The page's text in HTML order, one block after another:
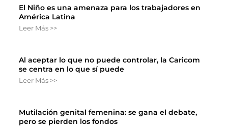
El Niño es una amenaza para los trabajadores en
América Latina
Leer Más >>
Al aceptar lo que no puede controlar, la Caricom
se centra en lo que sí puede
Leer Más >>
Mutilación genital femenina: se gana el debate,
pero se pierden los fondos